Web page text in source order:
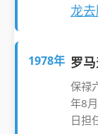
龙
1978年 罗
保禄
年8
日担